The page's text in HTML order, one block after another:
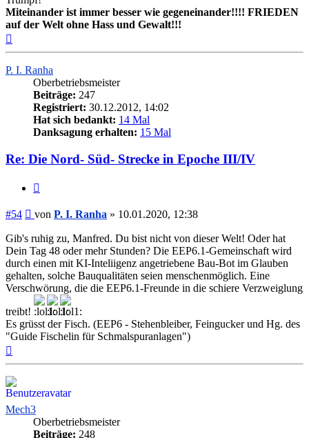
Miteinander ist immer besser wie gegeneinander!!!! FRIEDEN
auf der Welt ohne Hass und Gewalt!!!
P. I. Ranha
Oberbetriebsmeister
Beiträge: 247
Registriert: 30.12.2012, 14:02
Hat sich bedankt: 14 Mal
Danksagung erhalten: 15 Mal
Re: Die Nord- Süd- Strecke in Epoche III/IV
#54 Beitrag
von P. I. Ranha » 10.01.2020, 12:38
Gib's ruhig zu, Manfred. Du bist nicht von dieser Welt! Oder hat
Dein Tag 48 oder mehr Stunden? Die EEP6.1-Gemeinschaft wird
durch einen mit KI-Inteliigenz angetriebene Bau-Bot im Glauben
gehalten, solche Bauqualitäten seien menschenmöglich. Eine
Verschwörung, die die EEP6.1-Freunde in die schiere Verzweiglung
treibt!
Es grüsst der Fisch. (EEP6 - Stehenbleiber, Feingucker und Hg. des
"Guide Fischelin für Schmalspuranlagen")
Mech3
Oberbetriebsmeister
Beiträge: 248